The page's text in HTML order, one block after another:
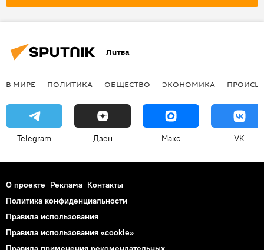
Перемены в правящей коалиции
Литва
В МИРЕ ПОЛИТИКА ОБЩЕСТВО ЭКОНОМИКА
Telegram Дзен Макс VK
О проекте Реклама Контакты
Политика конфиденциальности
Правила использования
Правила использования «cookie»